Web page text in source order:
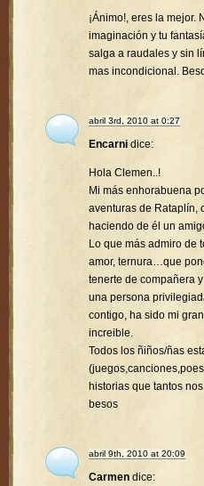
¡Ánimo!, eres la mejor.
imaginación y tu
salga a raudales y sin
mas incondicional.
abril 3rd, 2010 at 0:27
Encarni dice:
Hola Clemen..!
Mi más enhorabuena
aventuras de Rataplín,
haciendo de él un
Lo que más admiro de
amor, ternura…que
tenerte de compañera
una persona
contigo, ha sido mi
increible.
Todos los ñiños/ñas
historias que tantos
besos
abril 9th, 2010 at 20:09
Carmen dice: